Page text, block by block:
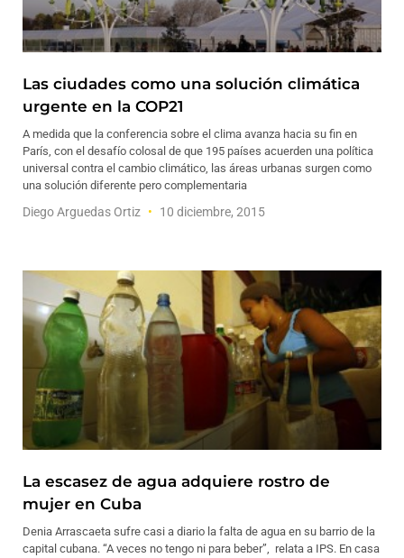
Las ciudades como una solución climática
urgente en la COP21
A medida que la conferencia sobre el clima avanza hacia su fin en
París, con el desafío colosal de que 195 países acuerden una política
universal contra el cambio climático, las áreas urbanas surgen como
una solución diferente pero complementaria
Diego Arguedas Ortiz 10 diciembre, 2015
La escasez de agua adquiere rostro de
mujer en Cuba
Denia Arrascaeta sufre casi a diario la falta de agua en su barrio de la
capital cubana. “A veces no tengo ni para beber”, relata a IPS. En casa